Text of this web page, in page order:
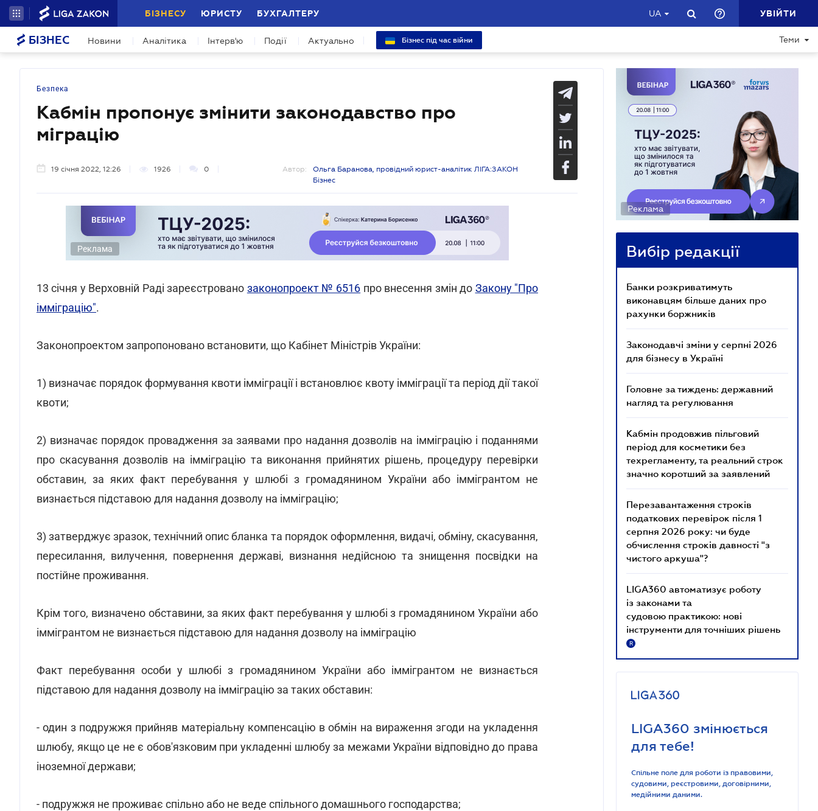
БІЗНЕСУ ЮРИСТУ БУХГАЛТЕРУ UA УВІЙТИ
БІЗНЕС Новини Аналітика Інтерв'ю Події Актуально Бізнес під час війни Теми
Безпека
Кабмін пропонує змінити законодавство про
міграцію
19 січня 2022, 12:26 1926 0 Автор:
Ольга Баранова, провідний юрист-аналітик ЛІГА:ЗАКОН
Бізнес
Реклама
13 січня у Верховній Раді зареєстровано законопроект № 6516 про внесення змін до Закону "Про
імміграцію".
Законопроектом запропоновано встановити, що Кабінет Міністрів України:
1) визначає порядок формування квоти імміграції і встановлює квоту імміграції та період дії такої
квоти;
2) визначає порядок провадження за заявами про надання дозволів на імміграцію і поданнями
про скасування дозволів на імміграцію та виконання прийнятих рішень, процедуру перевірки
обставин, за яких факт перебування у шлюбі з громадянином України або іммігрантом не
визнається підставою для надання дозволу на імміграцію;
3) затверджує зразок, технічний опис бланка та порядок оформлення, видачі, обміну, скасування,
пересилання, вилучення, повернення державі, визнання недійсною та знищення посвідки на
постійне проживання.
Крім того, визначено обставини, за яких факт перебування у шлюбі з громадянином України або
іммігрантом не визнається підставою для надання дозволу на імміграцію
Факт перебування особи у шлюбі з громадянином України або іммігрантом не визнається
підставою для надання дозволу на імміграцію за таких обставин:
- один з подружжя прийняв матеріальну компенсацію в обмін на вираження згоди на укладення
шлюбу, якщо це не є обов'язковим при укладенні шлюбу за межами України відповідно до права
іноземної держави;
- подружжя не проживає спільно або не веде спільного домашнього господарства;
Реклама
Вибір редакції
Банки розкриватимуть
виконавцям більше даних про
рахунки боржників
Законодавчі зміни у серпні 2026
для бізнесу в Україні
Головне за тиждень: державний
нагляд та регулювання
Кабмін продовжив пільговий
період для косметики без
техрегламенту, та реальний строк
значно коротший за заявлений
Перезавантаження строків
податкових перевірок після 1
серпня 2026 року: чи буде
обчислення строків давності "з
чистого аркуша"?
LIGA360 автоматизує роботу
із законами та
судовою практикою: нові
інструменти для точніших рішень
R
LIGA360 змінюється
для тебе!
Спільне поле для роботи із правовими,
судовими, реєстровими, договірними,
медійними даними.